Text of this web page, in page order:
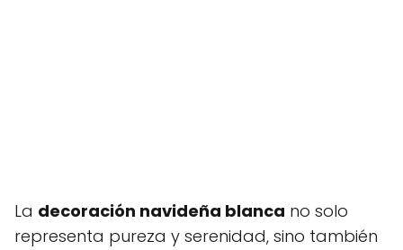
La decoración navideña blanca no solo
representa pureza y serenidad, sino también